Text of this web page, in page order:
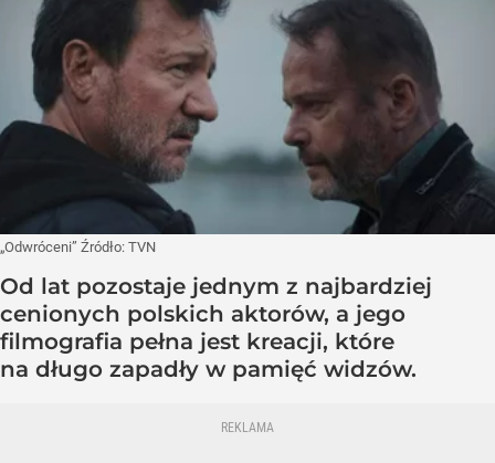
„Odwróceni” Źródło: TVN
Od lat pozostaje jednym z najbardziej
cenionych polskich aktorów, a jego
filmografia pełna jest kreacji, które
na długo zapadły w pamięć widzów.